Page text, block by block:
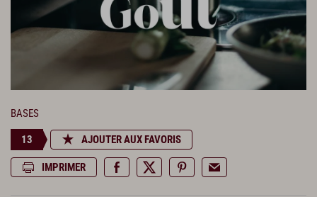
BASES
13 AJOUTER AUX FAVORIS
IMPRIMER